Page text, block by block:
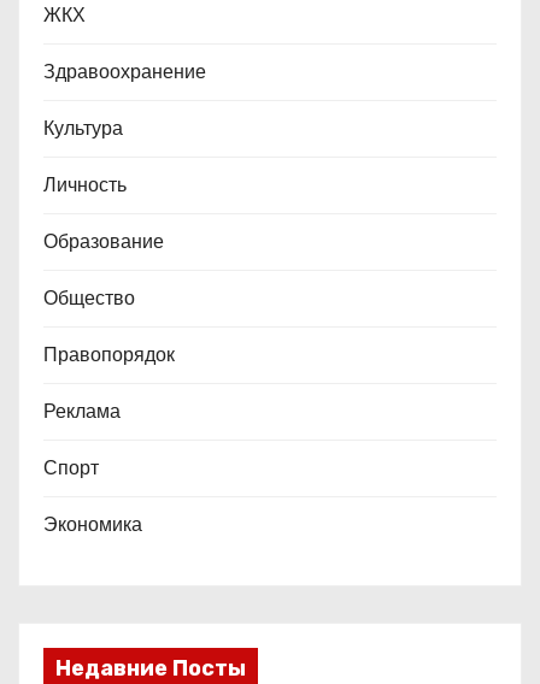
ЖКХ
Здравоохранение
Культура
Личность
Образование
Общество
Правопорядок
Реклама
Спорт
Экономика
Недавние Посты